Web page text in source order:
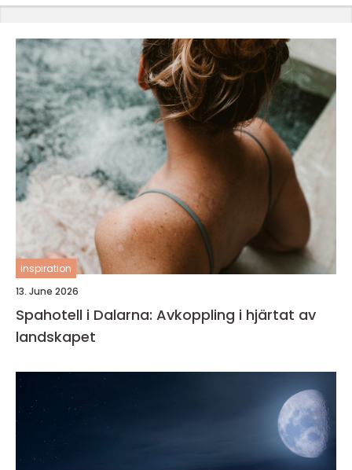
inspiration
13. June 2026
Spahotell i Dalarna: Avkoppling i hjärtat av
landskapet